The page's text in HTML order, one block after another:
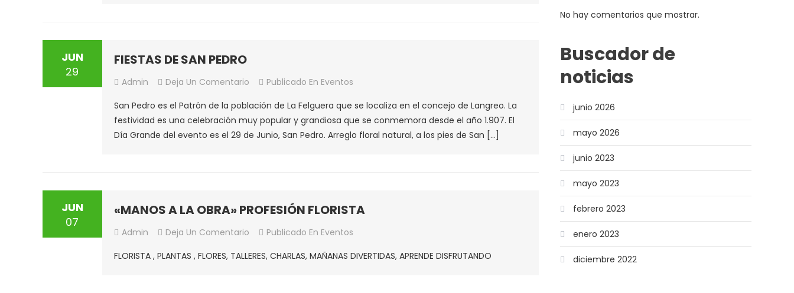
JUN
29
FIESTAS DE SAN PEDRO
Admin Deja Un ComentarioEn
DE
SAN
PEDRO
Publicado En Eventos
San Pedro es el Patrón de la población de La Felguera que se localiza en el concejo de Langreo. La
festividad es una celebración muy popular y grandiosa que se conmemora desde el año 1.907. El
Día Grande del evento es el 29 de Junio, San Pedro. Arreglo floral natural, a los pies de San […]
JUN
07
«MANOS A LA OBRA» PROFESIÓN FLORISTA
Admin Deja Un ComentarioEn
A
Publicado En Eventos
FLORISTA , PLANTAS , FLORES, TALLERES, CHARLAS, MAÑANAS DIVERTIDAS, APRENDE DISFRUTANDO
No hay comentarios que mostrar.
Buscador de
noticias
junio 2026
mayo 2026
junio 2023
mayo 2023
febrero 2023
enero 2023
diciembre 2022